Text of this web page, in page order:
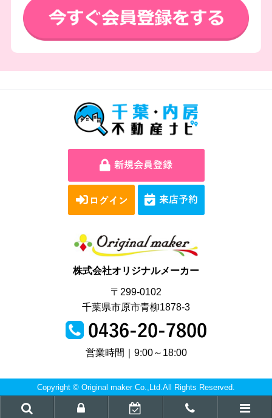
株式会社オリジナルメーカー
〒299-0102
千葉県市原市青柳1878-3
営業時間｜9:00～18:00
Copyright © Original maker Co.,Ltd.All Rights Reserved.